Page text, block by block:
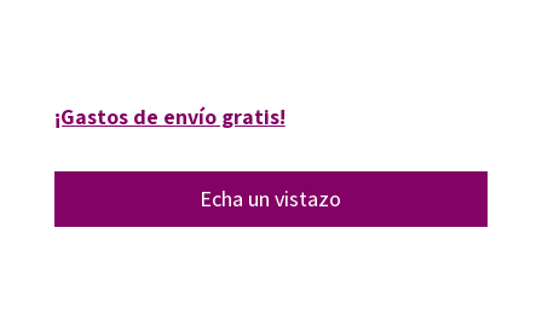
¡Gastos de envío gratis!
Echa un vistazo